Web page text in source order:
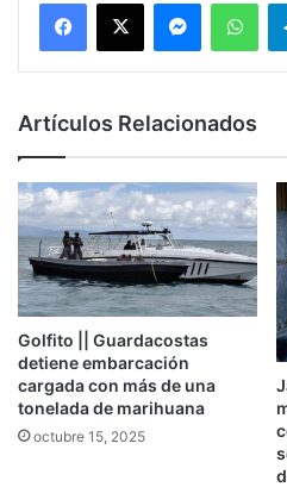
Artículos Relacionados
Golfito || Guardacostas
detiene embarcación
cargada con más de una
tonelada de marihuana
octubre 15, 2025